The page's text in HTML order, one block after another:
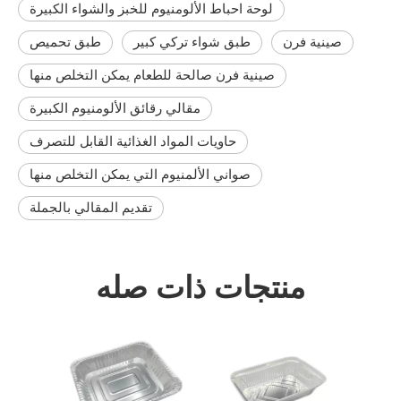
لوحة احباط الألومنيوم للخبز والشواء الكبيرة
طبق تحميص طبق شواء تركي كبير صينية فرن
صينية فرن صالحة للطعام يمكن التخلص منها
مقالي رقائق الألومنيوم الكبيرة
حاويات المواد الغذائية القابل للتصرف
صواني الألمنيوم التي يمكن التخلص منها
تقديم المقالي بالجملة
منتجات ذات صله